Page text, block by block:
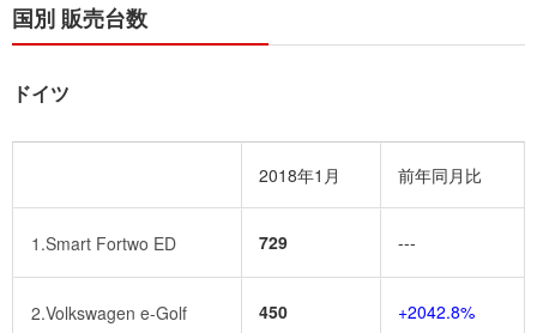
国別 販売台数
ドイツ
2018年1月 前年同月比
1.Smart Fortwo ED 729 ---
2.Volkswagen e-Golf 450 +2042.8%